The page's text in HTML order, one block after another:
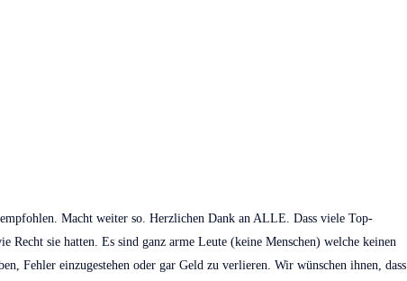
Macht weiter so. Herzlichen Dank an ALLE. Dass viele Top-
Recht sie hatten. Es sind ganz arme Leute (keine Menschen) welche keinen
Fehler einzugestehen oder gar Geld zu verlieren. Wir wünschen ihnen, dass